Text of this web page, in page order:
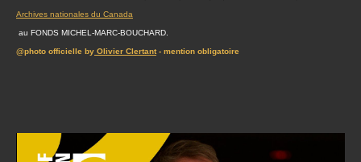
Archives nationales du Canada
au FONDS MICHEL-MARC-BOUCHARD.
@photo officielle by Olivier Clertant- mention obligatoire